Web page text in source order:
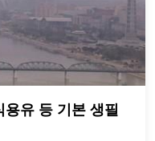
유 등 기본 생필